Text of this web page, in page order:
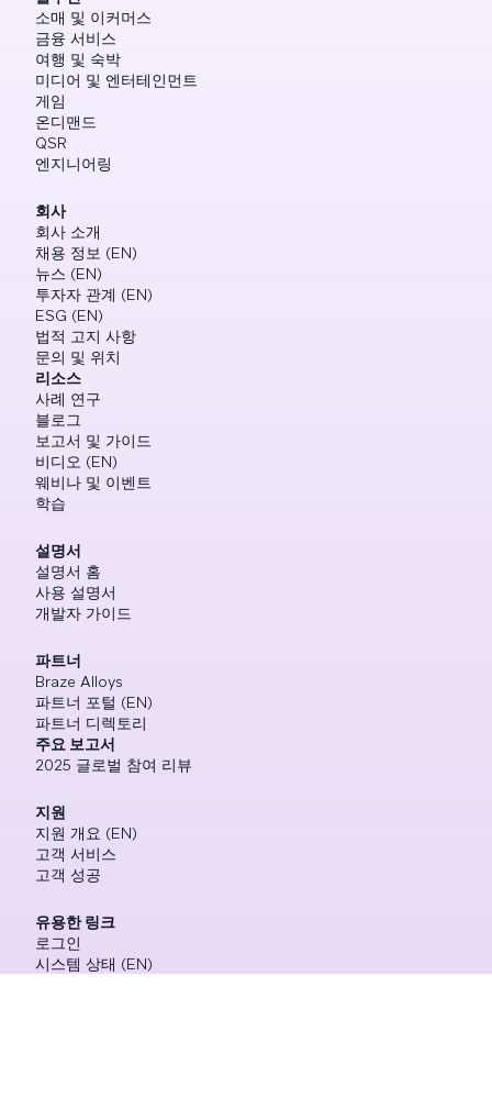
소매 및 이커머스
금융 서비스
여행 및 숙박
미디어 및 엔터테인먼트
게임
온디맨드
QSR
엔지니어링
회사
회사 소개
채용 정보 (EN)
뉴스 (EN)
투자자 관계 (EN)
ESG (EN)
법적 고지 사항
문의 및 위치
리소스
사례 연구
블로그
보고서 및 가이드
비디오 (EN)
웨비나 및 이벤트
학습
설명서
설명서 홈
사용 설명서
개발자 가이드
파트너
Braze Alloys
파트너 포털 (EN)
파트너 디렉토리
주요 보고서
2025 글로벌 참여 리뷰
지원
지원 개요 (EN)
고객 서비스
고객 성공
유용한 링크
로그인
시스템 상태 (EN)